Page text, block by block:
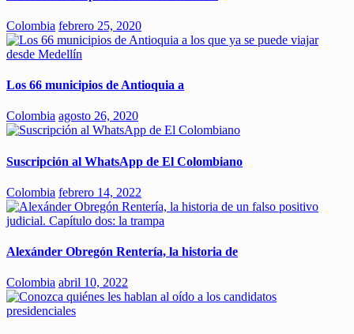
Colombia febrero 25, 2020
Los 66 municipios de Antioquia a
Colombia agosto 26, 2020
Suscripción al WhatsApp de El Colombiano
Colombia febrero 14, 2022
Alexánder Obregón Rentería, la historia de
Colombia abril 10, 2022